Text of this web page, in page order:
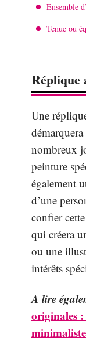
Ensemble
Tenue ou
Réplique
Une
nombreux
peinture
également
d’une
confier
qui créera
ou une
intérêts
A lire
originales